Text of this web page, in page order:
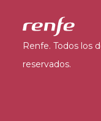
Renfe. Todos los
reservados.